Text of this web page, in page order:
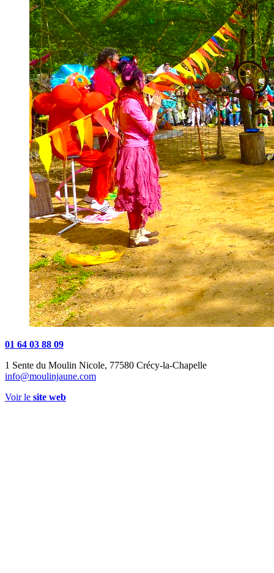
01 64 03 88 09
1 Sente du Moulin Nicole, 77580 Crécy-la-Chapelle
info@moulinjaune.com
Voir le site web